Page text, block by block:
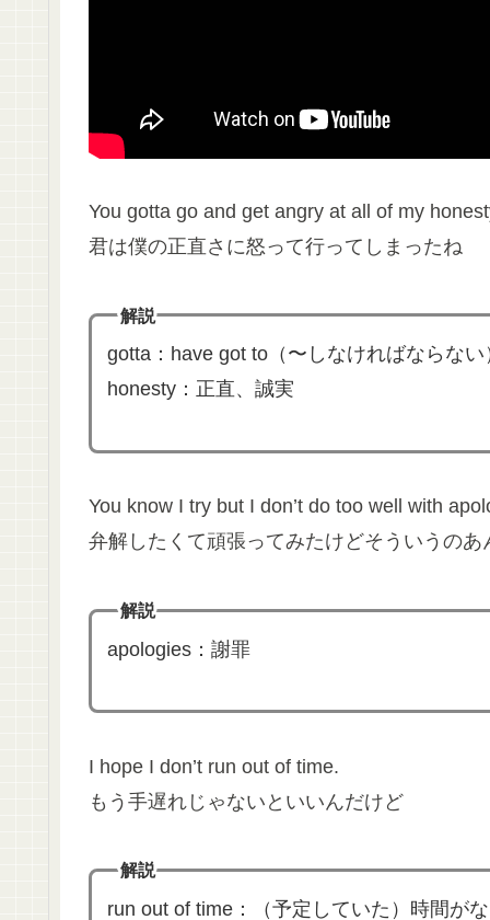
You gotta go and get angry at all of my
君は僕の正直さに怒って行ってしまったね
解説
gotta：have got to（〜しなければならない
honesty：正直、誠実
You know I try but I don’t do too well with
弁解したくて頑張ってみたけどそういうの
解説
apologies：謝罪
I hope I don’t run out of time.
もう手遅れじゃないといいんだけど
解説
run out of time：（予定していた）時間が